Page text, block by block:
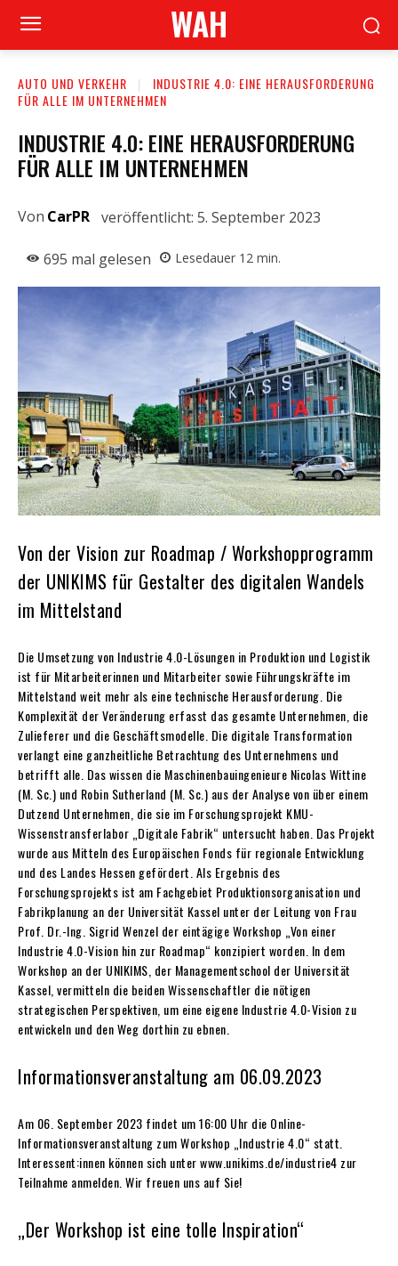
WAH
AUTO UND VERKEHR
INDUSTRIE 4.0: EINE HERAUSFORDERUNG
FÜR ALLE IM UNTERNEHMEN
INDUSTRIE 4.0: EINE HERAUSFORDERUNG
FÜR ALLE IM UNTERNEHMEN
Von CarPR veröffentlicht: 5. September 2023
695 mal gelesen Lesedauer 12 min.
Von der Vision zur Roadmap / Workshopprogramm
der UNIKIMS für Gestalter des digitalen Wandels
im Mittelstand
Die Umsetzung von Industrie 4.0-Lösungen in Produktion und Logistik
ist für Mitarbeiterinnen und Mitarbeiter sowie Führungskräfte im
Mittelstand weit mehr als eine technische Herausforderung. Die
Komplexität der Veränderung erfasst das gesamte Unternehmen, die
Zulieferer und die Geschäftsmodelle. Die digitale Transformation
verlangt eine ganzheitliche Betrachtung des Unternehmens und
betrifft alle. Das wissen die Maschinenbauingenieure Nicolas Wittine
(M. Sc.) und Robin Sutherland (M. Sc.) aus der Analyse von über einem
Dutzend Unternehmen, die sie im Forschungsprojekt KMU-
Wissenstransferlabor „Digitale Fabrik“ untersucht haben. Das Projekt
wurde aus Mitteln des Europäischen Fonds für regionale Entwicklung
und des Landes Hessen gefördert. Als Ergebnis des
Forschungsprojekts ist am Fachgebiet Produktionsorganisation und
Fabrikplanung an der Universität Kassel unter der Leitung von Frau
Prof. Dr.-Ing. Sigrid Wenzel der eintägige Workshop „Von einer
Industrie 4.0-Vision hin zur Roadmap“ konzipiert worden. In dem
Workshop an der UNIKIMS, der Managementschool der Universität
Kassel, vermitteln die beiden Wissenschaftler die nötigen
strategischen Perspektiven, um eine eigene Industrie 4.0-Vision zu
entwickeln und den Weg dorthin zu ebnen.
Informationsveranstaltung am 06.09.2023
Am 06. September 2023 findet um 16:00 Uhr die Online-
Informationsveranstaltung zum Workshop „Industrie 4.0“ statt.
Interessent:innen können sich unter www.unikims.de/industrie4 zur
Teilnahme anmelden. Wir freuen uns auf Sie!
„Der Workshop ist eine tolle Inspiration“